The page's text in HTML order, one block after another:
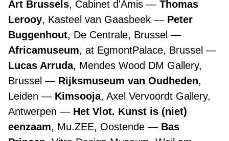
Art Brussels, Cabinet d'Amis
Thomas
Lerooy, Kasteel van Gaasbeek
Peter
Buggenhout, De Centrale, Brussel
Africamuseum, at EgmontPalace, Brussel
Lucas Arruda, Mendes Wood DM Gallery,
Brussel
Rijksmuseum van Oudheden,
Leiden
Kimsooja, Axel Vervoordt Gallery,
Antwerpen
Het Vlot. Kunst is (niet)
eenzaam, Mu.ZEE, Oostende
Bas